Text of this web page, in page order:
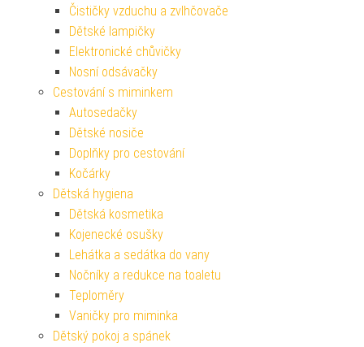
Čističky vzduchu a zvlhčovače
Dětské lampičky
Elektronické chůvičky
Nosní odsávačky
Cestování s miminkem
Autosedačky
Dětské nosiče
Doplňky pro cestování
Kočárky
Dětská hygiena
Dětská kosmetika
Kojenecké osušky
Lehátka a sedátka do vany
Nočníky a redukce na toaletu
Teploměry
Vaničky pro miminka
Dětský pokoj a spánek